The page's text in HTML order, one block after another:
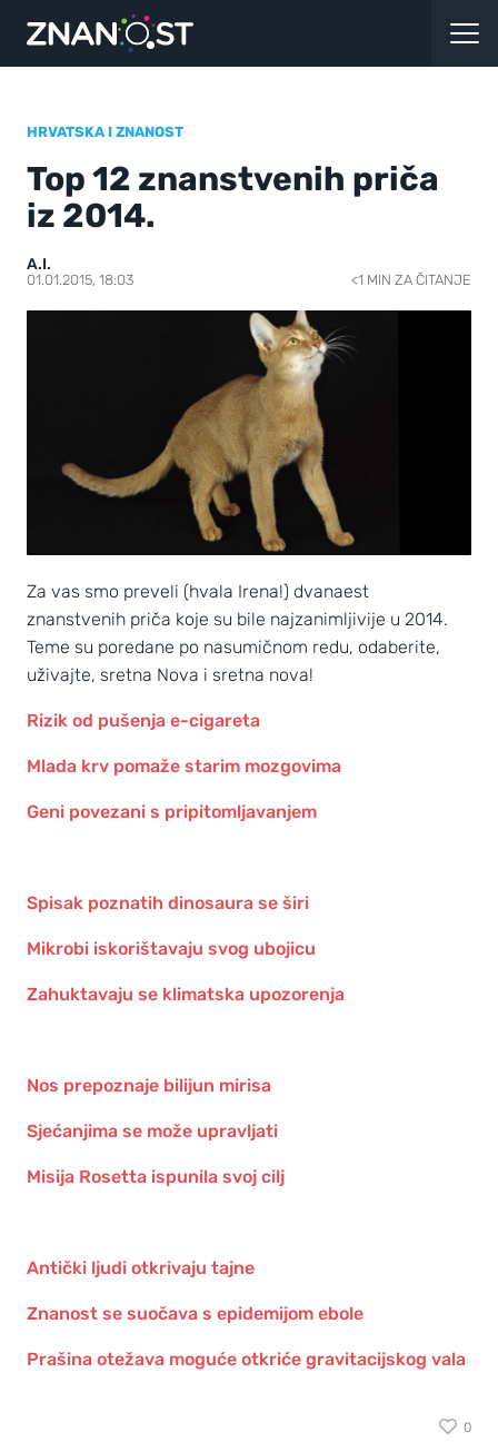
HRVATSKA I ZNANOST
Top 12 znanstvenih priča
iz 2014.
A.I.
01.01.2015, 18:03 <1 MIN ZA ČITANJE
Za vas smo preveli (hvala Irena!) dvanaest
znanstvenih priča koje su bile najzanimljivije u 2014.
Teme su poredane po nasumičnom redu, odaberite,
uživajte, sretna Nova i sretna nova!
Rizik od pušenja e-cigareta
Mlada krv pomaže starim mozgovima
Geni povezani s pripitomljavanjem
Spisak poznatih dinosaura se širi
Mikrobi iskorištavaju svog ubojicu
Zahuktavaju se klimatska upozorenja
Nos prepoznaje bilijun mirisa
Sjećanjima se može upravljati
Misija Rosetta ispunila svoj cilj
Antički ljudi otkrivaju tajne
Znanost se suočava s epidemijom ebole
Prašina otežava moguće otkriće gravitacijskog vala
0